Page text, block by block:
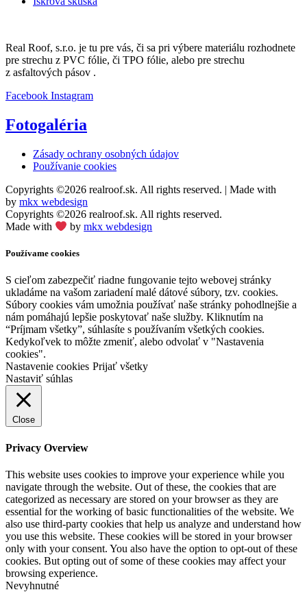
Real Roof, s.r.o. je tu pre vás, či sa pri výbere materiálu rozhodnete
pre strechu z PVC fólie, či TPO fólie, alebo pre strechu
z asfaltových pásov .
Facebook Instagram
Fotogaléria
Zásady ochrany osobných údajov
Používanie cookies
Copyrights ©2026 realroof.sk. All rights reserved. | Made with
by mkx webdesign
Copyrights ©2026 realroof.sk. All rights reserved.
Made with
bymkx webdesign
Používame cookies
S cieľom zabezpečiť riadne fungovanie tejto webovej stránky
ukladáme na vašom zariadení malé dátové súbory, tzv. cookies.
Súbory cookies vám umožnia používať naše stránky pohodlnejšie a
nám pomáhajú lepšie poskytovať naše služby. Kliknutím na
“Príjmam všetky”, súhlasíte s používaním všetkých cookies.
Kedykoľvek to môžte zmeniť, alebo odvolať v "Nastavenia
cookies".
Nastavenie cookies Prijať všetky
Nastaviť súhlas
Close
Privacy Overview
This website uses cookies to improve your experience while you
navigate through the website. Out of these, the cookies that are
categorized as necessary are stored on your browser as they are
essential for the working of basic functionalities of the website. We
also use third-party cookies that help us analyze and understand how
you use this website. These cookies will be stored in your browser
only with your consent. You also have the option to opt-out of these
cookies. But opting out of some of these cookies may affect your
browsing experience.
Nevyhnutné